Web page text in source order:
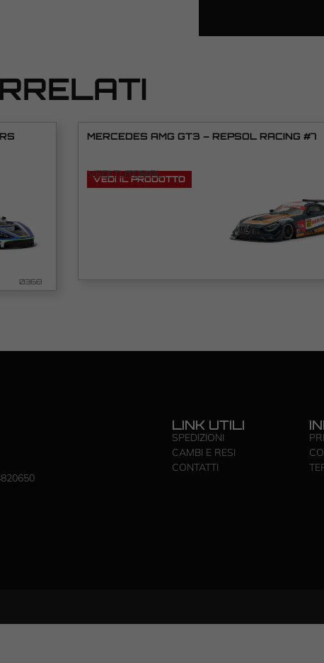
0368
MERCEDES AMG GT3 – REPSOL RACING #7
VEDI TUTORIAL
VEDI IL PRODOTTO
LINK UTILI
SPEDIZIONI
CAMBI E RESI
CONTATTI